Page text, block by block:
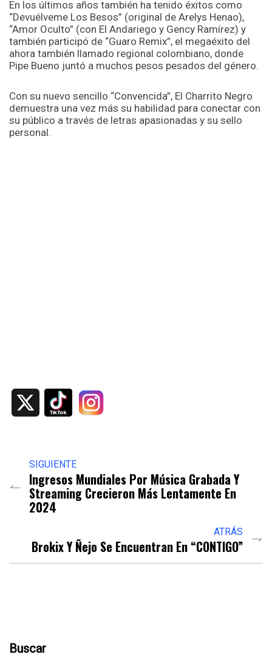
En los últimos años también ha tenido éxitos como
“Devuélveme Los Besos” (original de Arelys Henao),
“Amor Oculto” (con El Andariego y Gency Ramírez) y
también participó de “Guaro Remix”, el megaéxito del
ahora también llamado regional colombiano, donde
Pipe Bueno juntó a muchos pesos pesados del género.
Con su nuevo sencillo “Convencida”, El Charrito Negro
demuestra una vez más su habilidad para conectar con
su público a través de letras apasionadas y su sello
personal.
SIGUIENTE
Ingresos Mundiales Por Música Grabada Y
Streaming Crecieron Más Lentamente En
2024
ATRÁS
Brokix Y Ñejo Se Encuentran En “CONTIGO”
Buscar